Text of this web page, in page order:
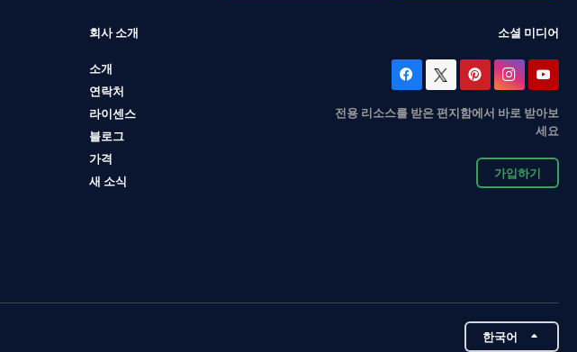
회사 소개
소개
연락처
라이센스
블로그
가격
새 소식
소셜 미디어
전용 리소스를 받은 편지함에서 바로 받아보
세요
가입하기
한국어